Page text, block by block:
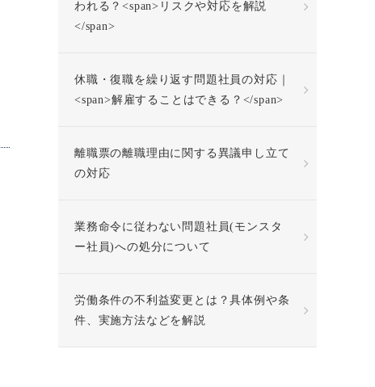
われる？<span>リスクや対応を解説
</span>
休職・復職を繰り返す問題社員の対応｜
<span>解雇することはできる？</span>
離職票の離職理由に関する異議申し立て
の対応
業務命令に従わない問題社員(モンスタ
ー社員)への処分について
労働条件の不利益変更とは？具体例や条
件、実施方法などを解説